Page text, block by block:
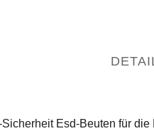
Esd-Beuten für die